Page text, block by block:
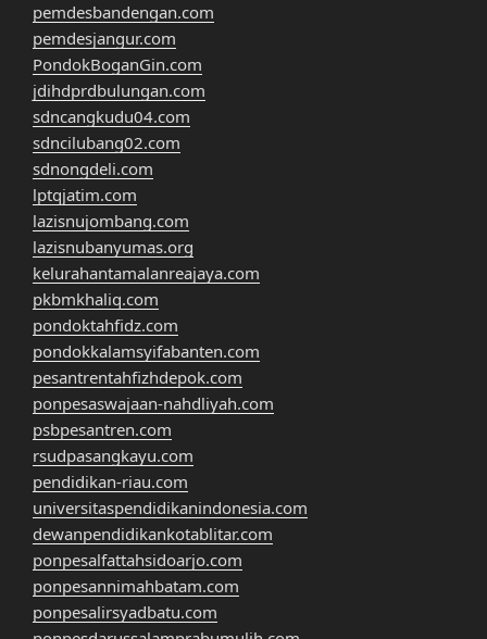
pemdesbandengan.com
pemdesjangur.com
PondokBoganGin.com
jdihdprdbulungan.com
sdncangkudu04.com
sdncilubang02.com
sdnongdeli.com
lptqjatim.com
lazisnujombang.com
lazisnubanyumas.org
kelurahantamalanreajaya.com
pkbmkhaliq.com
pondoktahfidz.com
pondokkalamsyifabanten.com
pesantrentahfizhdepok.com
ponpesaswajaan-nahdliyah.com
psbpesantren.com
rsudpasangkayu.com
pendidikan-riau.com
universitaspendidikanindonesia.com
dewanpendidikankotablitar.com
ponpesalfattahsidoarjo.com
ponpesannimahbatam.com
ponpesalirsyadbatu.com